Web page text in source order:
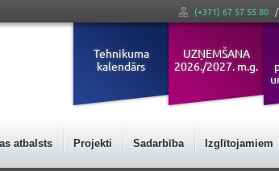
(+371) 67 57 55 80 /
Tehnikuma
kalendārs
UZŅEMŠANA
2026./2027. m.g.
atbalsts Projekti Sadarbība Izglītojamiem